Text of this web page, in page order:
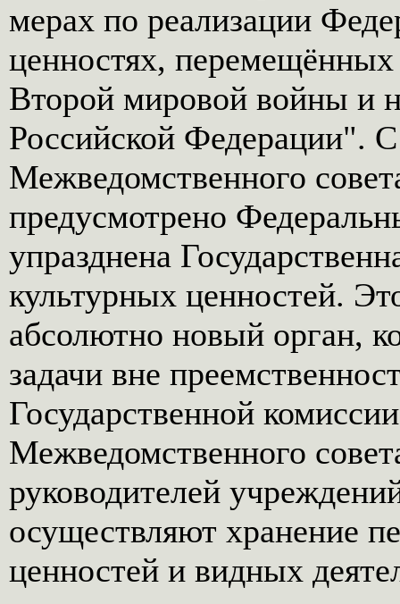
мерах по реализации
ценностях,
Второй мировой войны и
Российской Федерации".
Межведомственного
предусмотрено
упразднена
культурных ценностей.
абсолютно новый орган,
задачи вне
Государственной
Межведомственного
руководителей
осуществляют хранение
ценностей и видных